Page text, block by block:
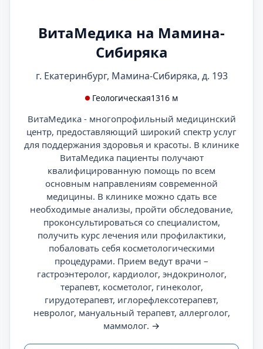
ВитаМедика на Мамина-
Сибиряка
г. Екатеринбург, Мамина-Сибиряка, д. 193
Геологическая1316 м
ВитаМедика - многопрофильный медицинский
центр, предоставляющий широкий спектр услуг
для поддержания здоровья и красоты. В клинике
ВитаМедика пациенты получают
квалифицированную помощь по всем
основным направлениям современной
медицины. В клинике можно сдать все
необходимые анализы, пройти обследование,
проконсультироваться со специалистом,
получить курс лечения или профилактики,
побаловать себя косметологическими
процедурами. Прием ведут врачи –
гастроэнтеролог, кардиолог, эндокринолог,
терапевт, косметолог, гинеколог,
гирудотерапевт, иглорефлексотерапевт,
невролог, мануальный терапевт, аллерголог,
маммолог. →